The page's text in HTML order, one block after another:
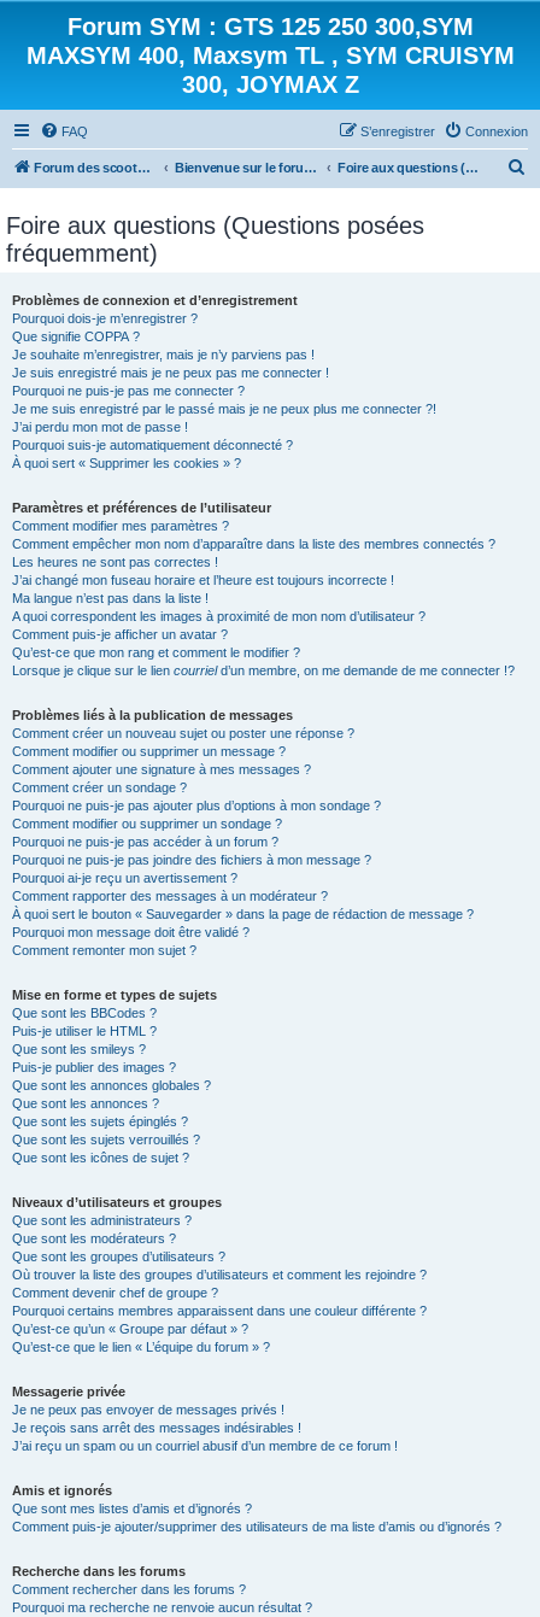
Forum SYM : GTS 125 250 300,SYM
MAXSYM 400, Maxsym TL , SYM CRUISYM
300, JOYMAX Z
FAQ Connexion
S’enregistrer
Forum des scooters SYM - GTS -MAXSYM - CRUISYM - JOYMAX - Maxsym TL Bienvenue sur le forum des scooters de la gamme SYM Foire aux questions (Questions posées fréquemment)
Foire aux questions (Questions posées
fréquemment)
Problèmes de connexion et d’enregistrement
Pourquoi dois-je m’enregistrer ?
Que signifie COPPA ?
Je souhaite m’enregistrer, mais je n’y parviens pas !
Je suis enregistré mais je ne peux pas me connecter !
Pourquoi ne puis-je pas me connecter ?
Je me suis enregistré par le passé mais je ne peux plus me connecter ?!
J’ai perdu mon mot de passe !
Pourquoi suis-je automatiquement déconnecté ?
À quoi sert « Supprimer les cookies » ?
Paramètres et préférences de l’utilisateur
Comment modifier mes paramètres ?
Comment empêcher mon nom d’apparaître dans la liste des membres connectés ?
Les heures ne sont pas correctes !
J’ai changé mon fuseau horaire et l’heure est toujours incorrecte !
Ma langue n’est pas dans la liste !
A quoi correspondent les images à proximité de mon nom d’utilisateur ?
Comment puis-je afficher un avatar ?
Qu’est-ce que mon rang et comment le modifier ?
Lorsque je clique sur le lien courrield’un membre, on me demande de me connecter !?
Problèmes liés à la publication de messages
Comment créer un nouveau sujet ou poster une réponse ?
Comment modifier ou supprimer un message ?
Comment ajouter une signature à mes messages ?
Comment créer un sondage ?
Pourquoi ne puis-je pas ajouter plus d’options à mon sondage ?
Comment modifier ou supprimer un sondage ?
Pourquoi ne puis-je pas accéder à un forum ?
Pourquoi ne puis-je pas joindre des fichiers à mon message ?
Pourquoi ai-je reçu un avertissement ?
Comment rapporter des messages à un modérateur ?
À quoi sert le bouton « Sauvegarder » dans la page de rédaction de message ?
Pourquoi mon message doit être validé ?
Comment remonter mon sujet ?
Mise en forme et types de sujets
Que sont les BBCodes ?
Puis-je utiliser le HTML ?
Que sont les smileys ?
Puis-je publier des images ?
Que sont les annonces globales ?
Que sont les annonces ?
Que sont les sujets épinglés ?
Que sont les sujets verrouillés ?
Que sont les icônes de sujet ?
Niveaux d’utilisateurs et groupes
Que sont les administrateurs ?
Que sont les modérateurs ?
Que sont les groupes d’utilisateurs ?
Où trouver la liste des groupes d’utilisateurs et comment les rejoindre ?
Comment devenir chef de groupe ?
Pourquoi certains membres apparaissent dans une couleur différente ?
Qu’est-ce qu’un « Groupe par défaut » ?
Qu’est-ce que le lien « L’équipe du forum » ?
Messagerie privée
Je ne peux pas envoyer de messages privés !
Je reçois sans arrêt des messages indésirables !
J’ai reçu un spam ou un courriel abusif d’un membre de ce forum !
Amis et ignorés
Que sont mes listes d’amis et d’ignorés ?
Comment puis-je ajouter/supprimer des utilisateurs de ma liste d’amis ou d’ignorés ?
Recherche dans les forums
Comment rechercher dans les forums ?
Pourquoi ma recherche ne renvoie aucun résultat ?